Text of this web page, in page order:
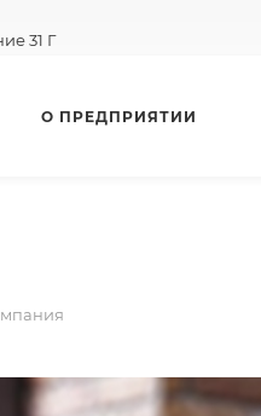
31 Г
О ПРЕДПРИЯТИИ